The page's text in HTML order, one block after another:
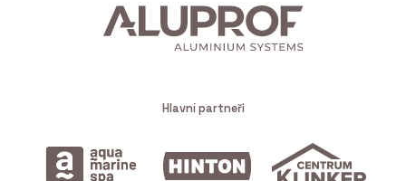
Hlavní partneři